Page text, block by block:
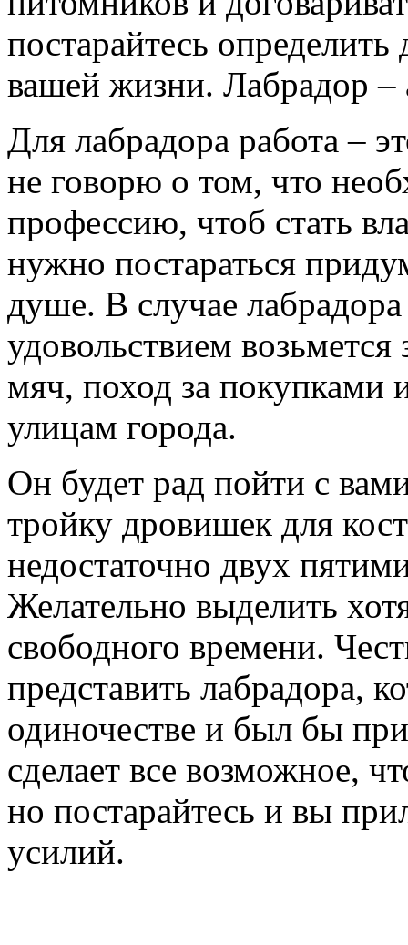
постарайтесь определить
вашей жизни. Лабрадор –
Для лабрадора работа –
не говорю о том, что
профессию, чтоб стать
нужно постараться
душе. В случае
удовольствием
мяч, поход за покупками
улицам города.
Он будет рад пойти с
тройку дровишек для
недостаточно двух
Желательно выделить
свободного времени.
представить лабрадора,
одиночестве и был бы
сделает все возможное,
но постарайтесь и вы
усилий.